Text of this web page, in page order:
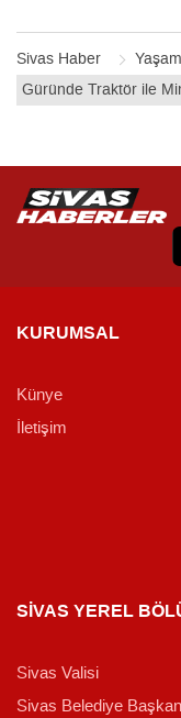
Sivas Haber
Güründe Traktör ile
KURUMSAL
Künye
İletişim
SİVAS YEREL
Sivas Valisi
Sivas Belediye